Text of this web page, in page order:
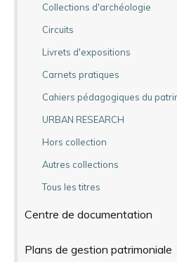
Collections d'archéologie
Circuits
Livrets d'expositions
Carnets pratiques
Cahiers pédagogiques du
URBAN RESEARCH
Hors collection
Autres collections
Tous les titres
Centre de documentation
Plans de gestion patrimoniale